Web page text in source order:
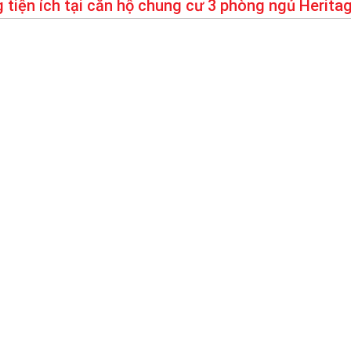
tiện ích tại căn hộ chung cư 3 phòng ngủ